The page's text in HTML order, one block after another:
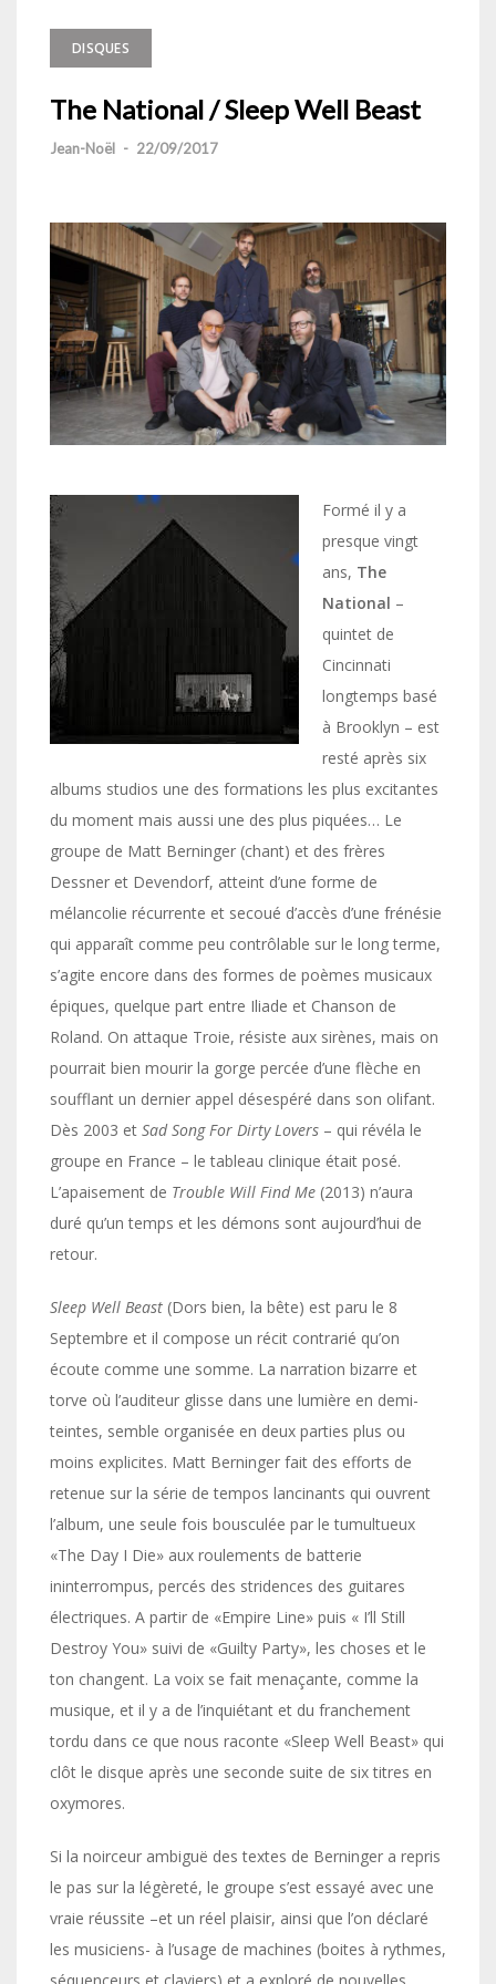
DISQUES
The National / Sleep Well Beast
Jean-Noël - 22/09/2017
Formé il y a
presque vingt
ans, The
National –
quintet de
Cincinnati
longtemps basé
à Brooklyn – est
resté après six
albums studios une des formations les plus excitantes
du moment mais aussi une des plus piquées… Le
groupe de Matt Berninger (chant) et des frères
Dessner et Devendorf, atteint d’une forme de
mélancolie récurrente et secoué d’accès d’une frénésie
qui apparaît comme peu contrôlable sur le long terme,
s’agite encore dans des formes de poèmes musicaux
épiques, quelque part entre Iliade et Chanson de
Roland. On attaque Troie, résiste aux sirènes, mais on
pourrait bien mourir la gorge percée d’une flèche en
soufflant un dernier appel désespéré dans son olifant.
Dès 2003 et Sad Song For Dirty Lovers – qui révéla le
groupe en France – le tableau clinique était posé.
L’apaisement de Trouble Will Find Me (2013) n’aura
duré qu’un temps et les démons sont aujourd’hui de
retour.
Sleep Well Beast (Dors bien, la bête) est paru le 8
Septembre et il compose un récit contrarié qu’on
écoute comme une somme. La narration bizarre et
torve où l’auditeur glisse dans une lumière en demi-
teintes, semble organisée en deux parties plus ou
moins explicites. Matt Berninger fait des efforts de
retenue sur la série de tempos lancinants qui ouvrent
l’album, une seule fois bousculée par le tumultueux
«The Day I Die» aux roulements de batterie
ininterrompus, percés des stridences des guitares
électriques. A partir de «Empire Line» puis « I’ll Still
Destroy You» suivi de «Guilty Party», les choses et le
ton changent. La voix se fait menaçante, comme la
musique, et il y a de l’inquiétant et du franchement
tordu dans ce que nous raconte «Sleep Well Beast» qui
clôt le disque après une seconde suite de six titres en
oxymores.
Si la noirceur ambiguë des textes de Berninger a repris
le pas sur la légèreté, le groupe s’est essayé avec une
vraie réussite –et un réel plaisir, ainsi que l’on déclaré
les musiciens- à l’usage de machines (boites à rythmes,